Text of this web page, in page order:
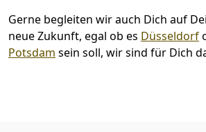
Gerne begleiten wir auch Dich auf
neue Zukunft, egal ob es Düsseldorf
Potsdam sein soll, wir sind für Dich